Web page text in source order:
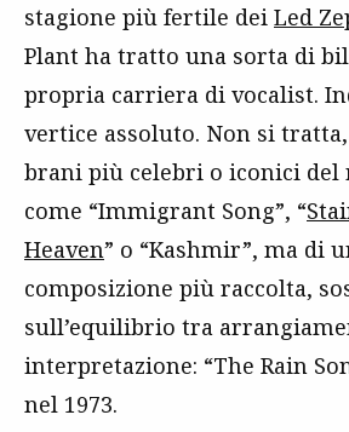
stagione più fertile dei Led
Plant ha tratto una sorta di
propria carriera di vocalist.
vertice assoluto. Non si
brani più celebri o iconici
come “Immigrant Song”, “
Heaven” o “Kashmir”, ma di
composizione più raccolta,
sull’equilibrio tra
interpretazione: “The Rain
nel 1973.